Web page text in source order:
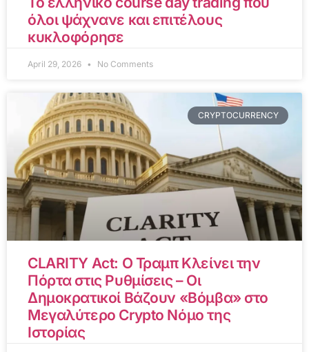
όλοι ψάχνανε και επιτέλους
κυκλοφόρησε
April 29, 2026 No Comments
CRYPTOCURRENCY
CLARITY Act: Ο Τραμπ Κλείνει την
Πόρτα στις Ρυθμίσεις – Οι
Δημοκρατικοί Βάζουν «Βόμβα» στο
Μεγαλύτερο Crypto Νόμο της
Ιστορίας